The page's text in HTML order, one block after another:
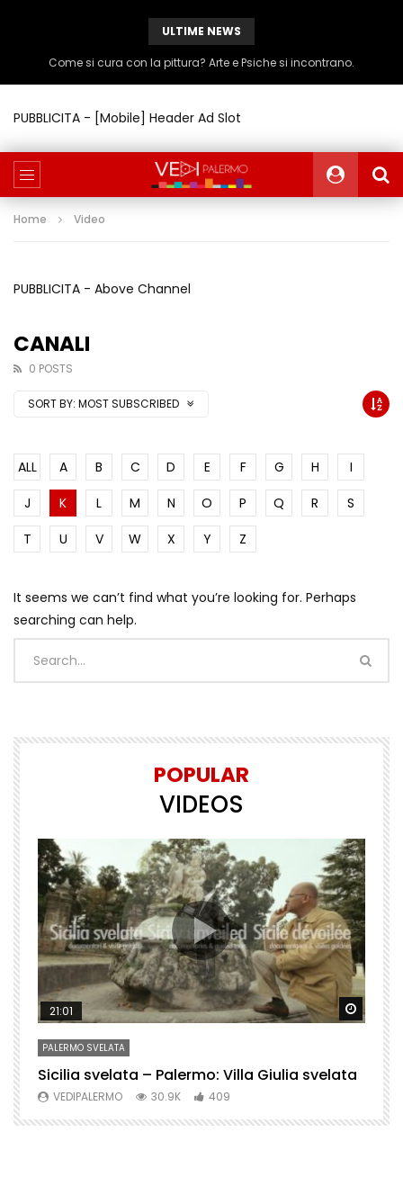
ULTIME NEWS
Come si cura con la pittura? Arte e Psiche si incontrano.
PUBBLICITA - [Mobile] Header Ad Slot
Home Video
PUBBLICITA - Above Channel
CANALI
0 POSTS
SORT BY: MOST SUBSCRIBED
ALL A B C D E F G H
I
J
K L M N O P Q R
S
T
U V W X Y Z
It seems we can’t find what you’re looking for. Perhaps
searching can help.
POPULAR
VIDEOS
Watch Later Watch
21:01
PALERMO SVELATA
Sicilia svelata – Palermo: Villa Giulia svelata
VEDIPALERMO 30.9K 409